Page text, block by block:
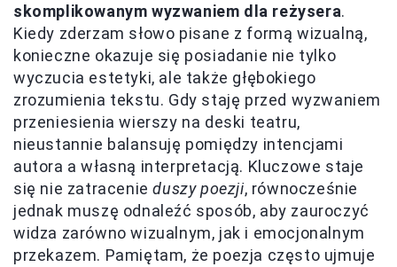
skomplikowanym wyzwaniem dla reżysera.
Kiedy zderzam słowo pisane z formą wizualną,
konieczne okazuje się posiadanie nie tylko
wyczucia estetyki, ale także głębokiego
zrozumienia tekstu. Gdy staję przed wyzwaniem
przeniesienia wierszy na deski teatru,
nieustannie balansuję pomiędzy intencjami
autora a własną interpretacją. Kluczowe staje
się nie zatracenieduszy poezji, równocześnie
jednak muszę odnaleźć sposób, aby zauroczyć
widza zarówno wizualnym, jak i emocjonalnym
przekazem. Pamiętam, że poezja często ujmuje